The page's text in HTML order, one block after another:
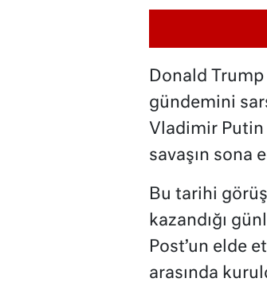
Donald
gündemini
Vladimir Putin
savaşın sona
Bu tarihi
kazandığı
Post’un elde
arasında